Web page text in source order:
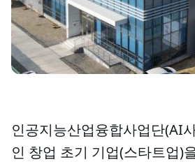
인공지능산업융합사업단(AI
인 창업 초기 기업(스타트업)